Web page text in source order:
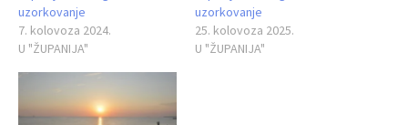
uzorkovanje
7. kolovoza 2024.
U "ŽUPANIJA"
uzorkovanje
25. kolovoza 2025.
U "ŽUPANIJA"